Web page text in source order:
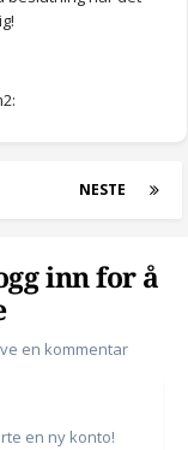
NESTE
inn for å
en kommentar
en ny konto!